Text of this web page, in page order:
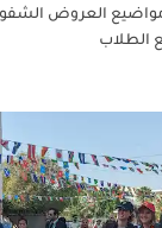
العروض
الطلاب